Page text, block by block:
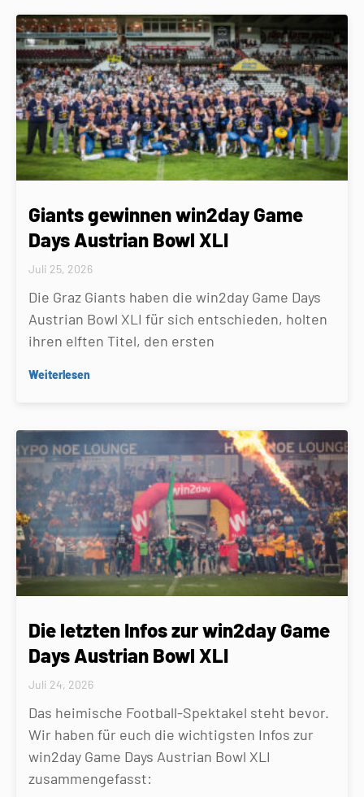
Giants gewinnen win2day Game
Days Austrian Bowl XLI
Juli 25, 2026
Die Graz Giants haben die win2day Game Days
Austrian Bowl XLI für sich entschieden, holten
ihren elften Titel, den ersten
Weiterlesen
Die letzten Infos zur win2day Game
Days Austrian Bowl XLI
Juli 24, 2026
Das heimische Football-Spektakel steht bevor.
Wir haben für euch die wichtigsten Infos zur
win2day Game Days Austrian Bowl XLI
zusammengefasst: